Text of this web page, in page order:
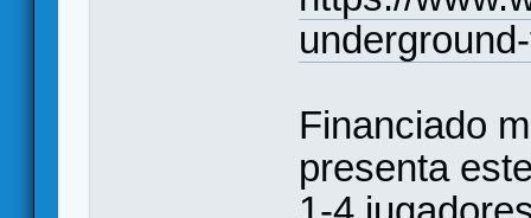
Financiado
presenta